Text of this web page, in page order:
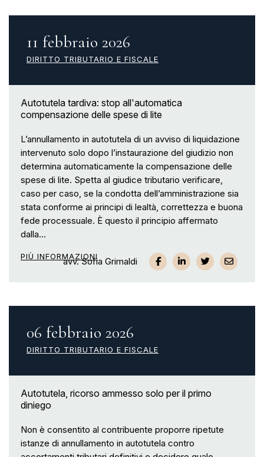
11 febbraio 2026
DIRITTO TRIBUTARIO E FISCALE
Autotutela tardiva: stop all'automatica
compensazione delle spese di lite
L’annullamento in autotutela di un avviso di liquidazione
intervenuto solo dopo l’instaurazione del giudizio non
determina automaticamente la compensazione delle
spese di lite. Spetta al giudice tributario verificare,
caso per caso, se la condotta dell’amministrazione sia
stata conforme ai principi di lealtà, correttezza e buona
fede processuale. È questo il principio affermato
dalla...
PIÙ INFORMAZIONIavv. Sofia Grimaldi
06 febbraio 2026
DIRITTO TRIBUTARIO E FISCALE
Autotutela, ricorso ammesso solo per il primo
diniego
Non è consentito al contribuente proporre ripetute
istanze di annullamento in autotutela contro